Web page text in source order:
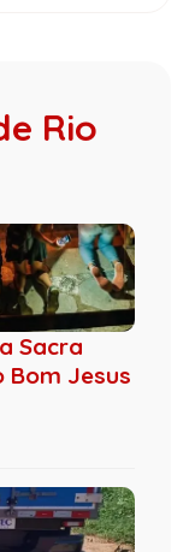
Rio
Sacra
Bom Jesus